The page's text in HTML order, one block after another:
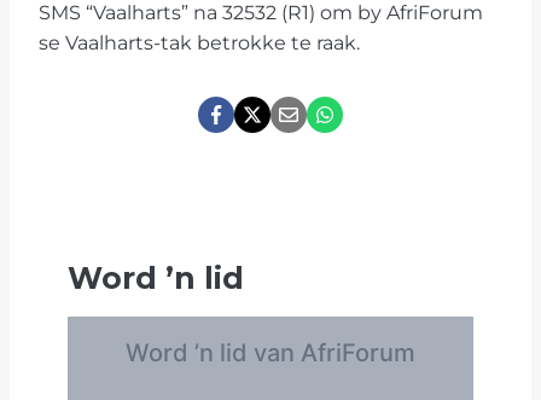
SMS “Vaalharts” na 32532 (R1) om by AfriForum
se Vaalharts-tak betrokke te raak.
Word ’n lid